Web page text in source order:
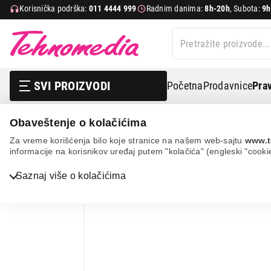
Obaveštenje o kolačićima
Za vreme korišćenja bilo koje stranice na našem web-sajtu
informacije na korisnikov uređaj putem "kolačića" (engleski
Saznaj više o kolačićima
Korisnička podrška: 011 4444 999 Radnim danima:8h-20h, Subota:
SVI PROIZVODI PočetnaProdavnice
Bela tehnika
Sve za kuću i baštu Posuđe